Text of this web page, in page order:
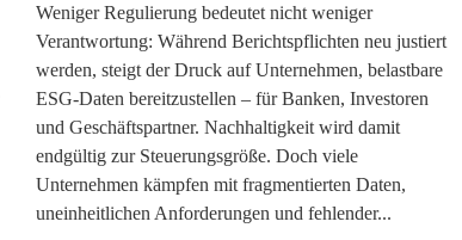
Weniger Regulierung bedeutet nicht weniger
Verantwortung: Während Berichtspflichten neu justiert
werden, steigt der Druck auf Unternehmen, belastbare
ESG-Daten bereitzustellen – für Banken, Investoren
und Geschäftspartner. Nachhaltigkeit wird damit
endgültig zur Steuerungsgröße. Doch viele
Unternehmen kämpfen mit fragmentierten Daten,
uneinheitlichen Anforderungen und fehlender...